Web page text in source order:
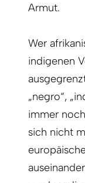
Armut.
Wer
indigenen
„negro“,
immer
sich nicht